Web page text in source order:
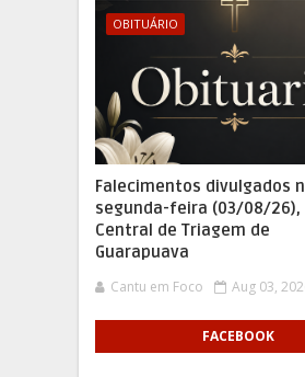
OBITUÁRIO
Falecimentos divulgados
segunda-feira (03/08/26),
Central de Triagem de
Guarapuava
Cantu em Foco Aug 03,
FACEBOOK